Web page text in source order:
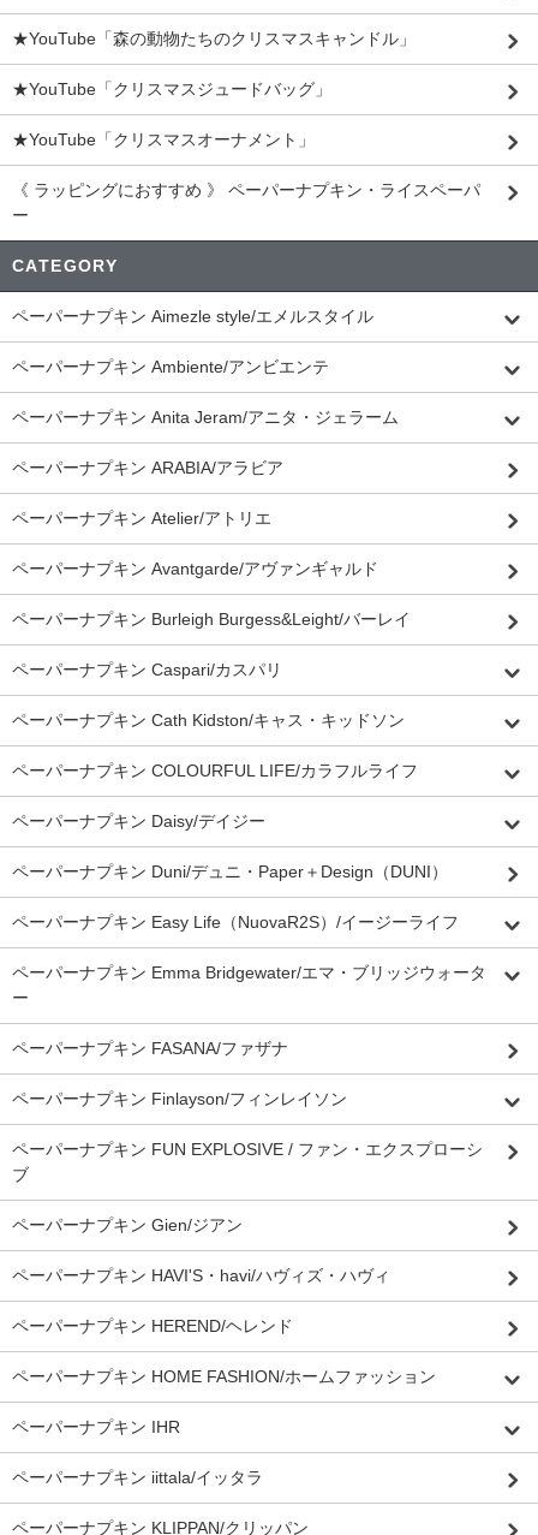
★YouTube「森の動物たちのクリスマスキャンドル」
★YouTube「クリスマスジュードバッグ」
★YouTube「クリスマスオーナメント」
《 ラッピングにおすすめ 》 ペーパーナプキン・ライスペーパ
ー
CATEGORY
ペーパーナプキン Aimezle style/エメルスタイル
ペーパーナプキン Ambiente/アンビエンテ
ペーパーナプキン Anita Jeram/アニタ・ジェラーム
ペーパーナプキン ARABIA/アラビア
ペーパーナプキン Atelier/アトリエ
ペーパーナプキン Avantgarde/アヴァンギャルド
ペーパーナプキン Burleigh Burgess&Leight/バーレイ
ペーパーナプキン Caspari/カスパリ
ペーパーナプキン Cath Kidston/キャス・キッドソン
ペーパーナプキン COLOURFUL LIFE/カラフルライフ
ペーパーナプキン Daisy/デイジー
ペーパーナプキン Duni/デュニ・Paper＋Design（DUNI）
ペーパーナプキン Easy Life（NuovaR2S）/イージーライフ
ペーパーナプキン Emma Bridgewater/エマ・ブリッジウォータ
ー
ペーパーナプキン FASANA/ファザナ
ペーパーナプキン Finlayson/フィンレイソン
ペーパーナプキン FUN EXPLOSIVE / ファン・エクスプローシ
ブ
ペーパーナプキン Gien/ジアン
ペーパーナプキン HAVI'S・havi/ハヴィズ・ハヴィ
ペーパーナプキン HEREND/ヘレンド
ペーパーナプキン HOME FASHION/ホームファッション
ペーパーナプキン IHR
ペーパーナプキン iittala/イッタラ
ペーパーナプキン KLIPPAN/クリッパン